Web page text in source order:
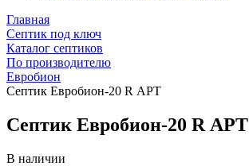
Главная
Септик под ключ
Каталог септиков
По производителю
Евробион
Септик Евробион-20 R АРТ
Септик Евробион-20 R АРТ
В наличии